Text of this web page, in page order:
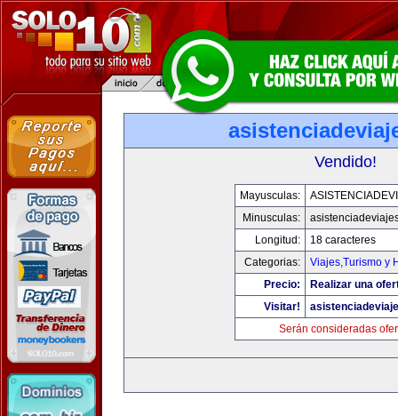
Vendido!
Mayusculas:
Minusculas:
Longitud:
18 caracteres
Categorias:
Viajes,Turismo y
Precio:
Realizar una
Visitar!
Serán consideradas